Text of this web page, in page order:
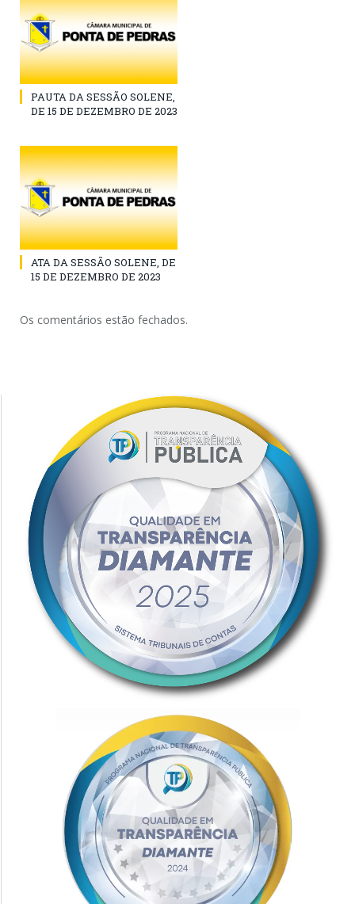
PAUTA DA SESSÃO SOLENE,
DE 15 DE DEZEMBRO DE 2023
ATA DA SESSÃO SOLENE, DE
15 DE DEZEMBRO DE 2023
Os comentários estão fechados.